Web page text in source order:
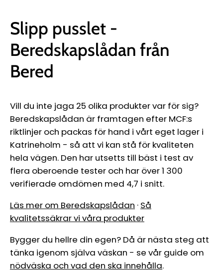
Slipp pusslet -
Beredskapslådan från
Bered
Vill du inte jaga 25 olika produkter var för sig?
Beredskapslådan är framtagen efter MCF:s
riktlinjer och packas för hand i vårt eget lager i
Katrineholm - så att vi kan stå för kvaliteten
hela vägen. Den har utsetts till bäst i test av
flera oberoende tester och har över 1 300
verifierade omdömen med 4,7 i snitt.
Läs mer om Beredskapslådan · Så
kvalitetssäkrar vi våra produkter
Bygger du hellre din egen? Då är nästa steg att
tänka igenom själva väskan - se vår guide om
nödväska och vad den ska innehålla.